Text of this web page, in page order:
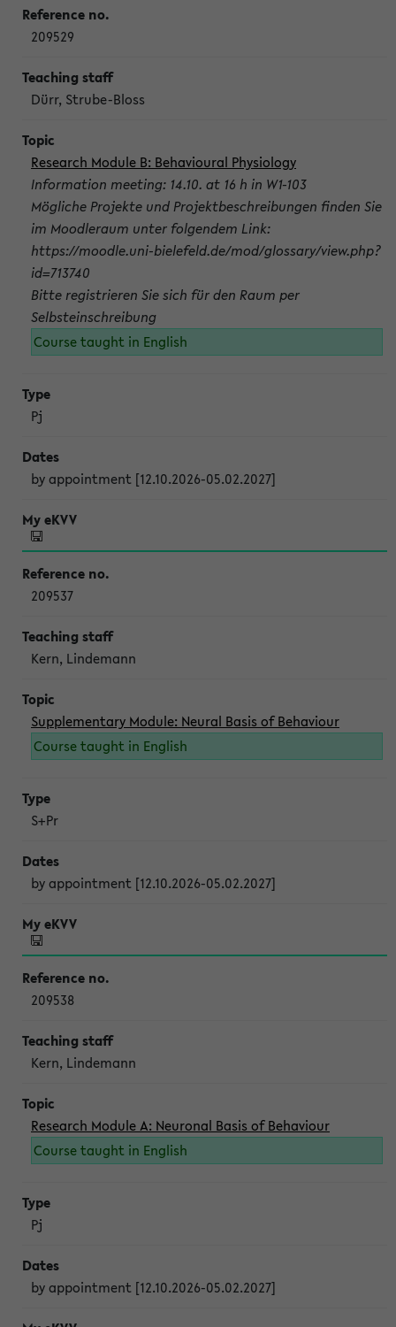
209529
Dürr, Strube-Bloss
Research Module B: Behavioural Physiology
Information meeting: 14.10. at 16 h in W1-103
Mögliche Projekte und Projektbeschreibungen finden Sie
im Moodleraum unter folgendem Link:
https://moodle.uni-bielefeld.de/mod/glossary/view.php?
id=713740
Bitte registrieren Sie sich für den Raum per
Selbsteinschreibung
Course taught in English
Pj
by appointment [12.10.2026-05.02.2027]
209537
Kern, Lindemann
Supplementary Module: Neural Basis of Behaviour
Course taught in English
S+Pr
by appointment [12.10.2026-05.02.2027]
209538
Kern, Lindemann
Research Module A: Neuronal Basis of Behaviour
Course taught in English
Pj
by appointment [12.10.2026-05.02.2027]